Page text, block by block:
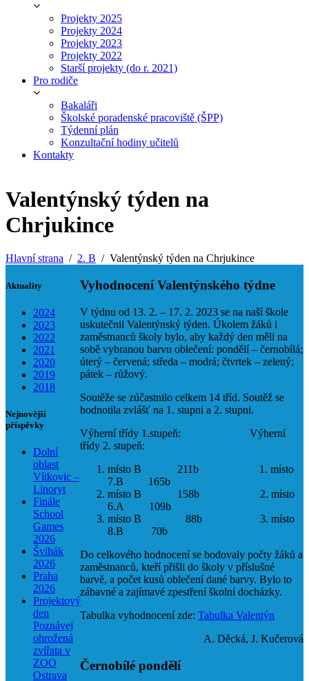
Projekty 2025
Projekty 2024
Projekty 2023
Projekty 2022
Starší projekty (do r. 2021)
Pro rodiče
Bakaláři
Školské poradenské pracoviště (ŠPP)
Týdenní plán
Konzultační hodiny učitelů
Kontakty
Valentýnský týden na
Chrjukince
Hlavní strana 2. B Valentýnský týden na Chrjukince
Aktuality
2024
2023
2022
2021
2020
2019
2018
Nejnovější
příspěvky
Dolní
oblast
Vítkovic –
Linoryt
Finále
School
Games
2026
Švihák
2026
Praha
2026
Projektový
den
Poznávej
ohrožená
zvířata v
ZOO
Ostrava
Vyhodnocení Valentýnského týdne
V týdnu od 13. 2. – 17. 2. 2023 se na naší škole
uskutečnil Valentýnský týden. Úkolem žáků i
zaměstnanců školy bylo, aby každý den měli na
sobě vybranou barvu oblečení: pondělí – černobílá;
úterý – červená; středa – modrá; čtvrtek – zelený;
pátek – růžový.
Soutěže se zúčastnilo celkem 14 tříd. Soutěž se
hodnotila zvlášť na 1. stupni a 2. stupni.
Výherní třídy 1.stupeň: Výherní
třídy 2. stupeň:
místo B 211b 1. místo
7.B 165b
místo B 158b 2. místo
6.A 109b
místo B 88b 3. místo
8.B 70b
Do celkového hodnocení se bodovaly počty žáků a
zaměstnanců, kteří přišli do školy v příslušné
barvě, a počet kusů oblečení dané barvy. Bylo to
zábavné a zajímavé zpestření školní docházky.
Tabulka vyhodnocení zde: Tabulka Valentýn
A. Děcká, J. Kučerová
Černobílé pondělí